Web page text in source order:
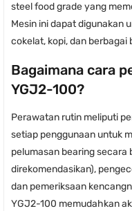
steel food grade yang
Mesin ini dapat digunakan
cokelat, kopi, dan berbagai
Bagaimana cara
YGJ2-100?
Perawatan rutin meliputi
setiap penggunaan untuk
pelumasan bearing secara
direkomendasikan),
dan pemeriksaan
YGJ2-100 memudahkan